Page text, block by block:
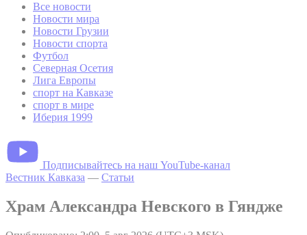
Все новости
Новости мира
Новости Грузии
Новости спорта
Футбол
Северная Осетия
Лига Европы
спорт на Кавказе
спорт в мире
Иберия 1999
Подписывайтесь на наш YouTube-канал
Вестник Кавказа — Статьи
Храм Александра Невского в Гяндже